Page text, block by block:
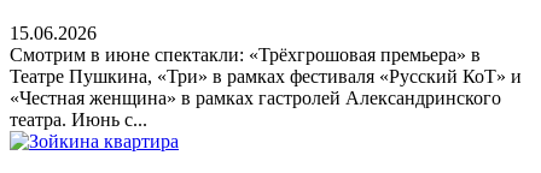
15.06.2026
Смотрим в июне спектакли: «Трёхгрошовая премьера» в
Театре Пушкина, «Три» в рамках фестиваля «Русский КоТ» и
«Честная женщина» в рамках гастролей Александринского
театра. Июнь с...